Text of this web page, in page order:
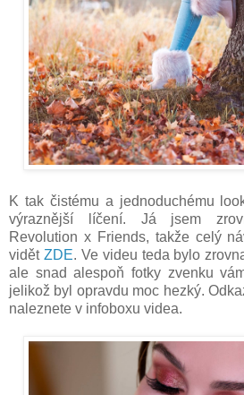
K tak čistému a jednoduchému
výraznější líčení. Já jsem
Revolution x Friends, takže celý
vidět ZDE. Ve videu teda bylo
ale snad alespoň fotky zvenku
jelikož byl opravdu moc hezký.
naleznete v infoboxu videa.